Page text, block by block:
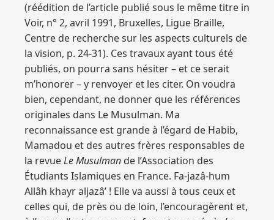
(réédition de l’article publié sous le même titre in
Voir, n° 2, avril 1991, Bruxelles, Ligue Braille,
Centre de recherche sur les aspects culturels de
la vision, p. 24-31). Ces travaux ayant tous été
publiés, on pourra sans hésiter – et ce serait
m’honorer – y renvoyer et les citer. On voudra
bien, cependant, ne donner que les références
originales dans Le Musulman. Ma
reconnaissance est grande à l’égard de Habib,
Mamadou et des autres frères responsables de
la revueLe Musulman de l’Association des
Étudiants Islamiques en France. Fa-jazâ-hum
Allâh khayr aljazâ’ ! Elle va aussi à tous ceux et
celles qui, de près ou de loin, l’encouragèrent et,